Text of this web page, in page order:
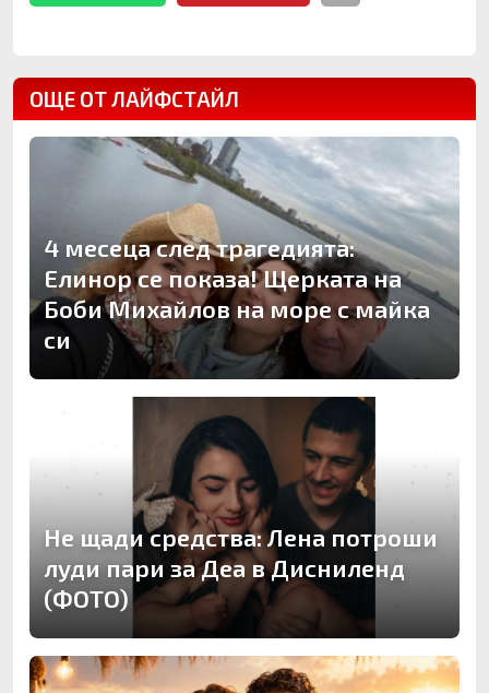
ОЩЕ ОТ ЛАЙФСТАЙЛ
4 месеца след трагедията:
Елинор се показа! Щерката на
Боби Михайлов на море с майка
си
Не щади средства: Лена потроши
луди пари за Деа в Дисниленд
(ФОТО)